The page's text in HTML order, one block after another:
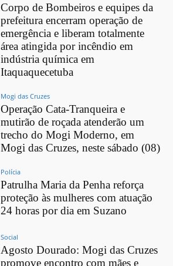
Corpo de Bombeiros e equipes da
prefeitura encerram operação de
emergência e liberam totalmente
área atingida por incêndio em
indústria química em
Itaquaquecetuba
Mogi das Cruzes
Operação Cata-Tranqueira e
mutirão de roçada atenderão um
trecho do Mogi Moderno, em
Mogi das Cruzes, neste sábado (08)
Polícia
Patrulha Maria da Penha reforça
proteção às mulheres com atuação
24 horas por dia em Suzano
Social
Agosto Dourado: Mogi das Cruzes
promove encontro com mães e